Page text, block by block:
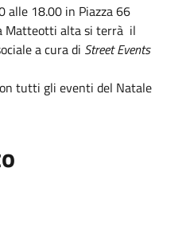
alle 18.00 in Piazza 66
Matteotti alta si terrà il
a cura di Street Events
tutti gli eventi del Natale